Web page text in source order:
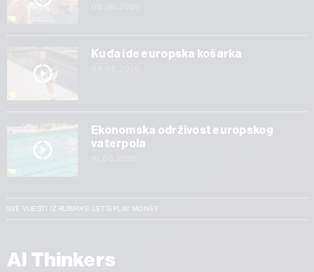
Kuda ide europska košarka
Ekonomska održivost europskog
vaterpola
SVE VIJESTI IZ RUBRIKE LET’S PLAY MONEY
AI Thinkers